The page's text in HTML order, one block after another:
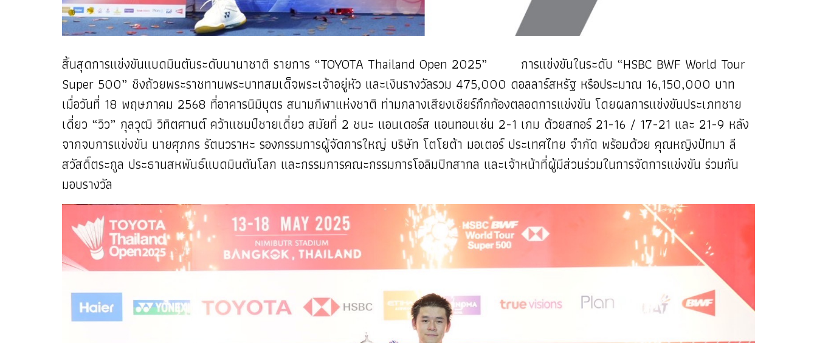
สิ้นสุดการแข่งขันแบดมินตันระดับนานาชาติ รายการ “TOYOTA Thailand Open 2025” การแข่งขันในระดับ “HSBC BWF World Tour
Super 500” ชิงถ้วยพระราชทานพระบาทสมเด็จพระเจ้าอยู่หัว และเงินรางวัลรวม 475,000 ดอลลาร์สหรัฐ หรือประมาณ 16,150,000 บาท
เมื่อวันที่ 18 พฤษภาคม 2568 ที่อาคารนิมิบุตร สนามกีฬาแห่งชาติ ท่ามกลางเสียงเชียร์กึกก้องตลอดการแข่งขัน โดยผลการแข่งขันประเภทชาย
เดี่ยว “วิว” กุลวุฒิ วิทิตศานต์ คว้าแชมป์ชายเดี่ยว สมัยที่ 2 ชนะ แอนเดอร์ส แอนทอนเซ่น 2-1 เกม ด้วยสกอร์ 21-16 / 17-21 และ 21-9 หลัง
จากจบการแข่งขัน นายศุภกร รัตนวราหะ รองกรรมการผู้จัดการใหญ่ บริษัท โตโยต้า มอเตอร์ ประเทศไทย จำกัด พร้อมด้วย คุณหญิงปัทมา ลี
สวัสดิ์ตระกูล ประธานสหพันธ์แบดมินตันโลก และกรรมการคณะกรรมการโอลิมปิกสากล และเจ้าหน้าที่ผู้มีส่วนร่วมในการจัดการแข่งขัน ร่วมกัน
มอบรางวัล